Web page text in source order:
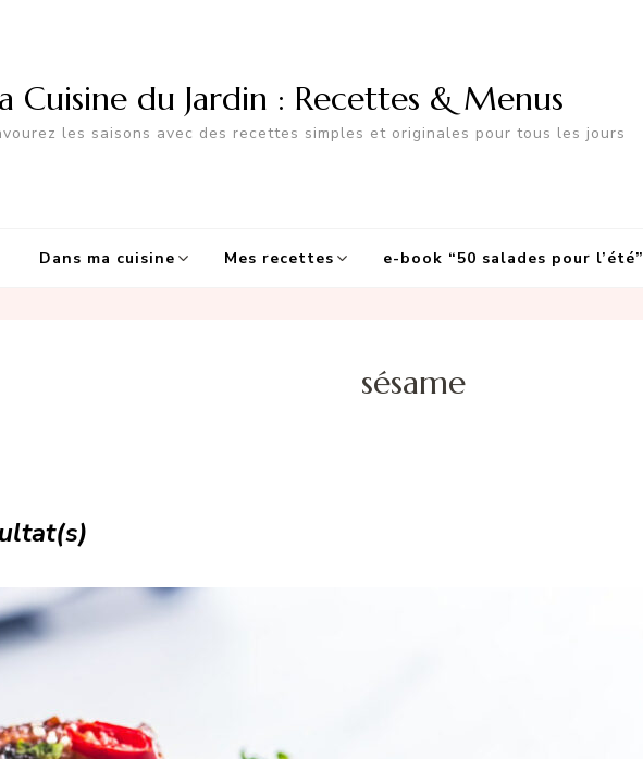
Cuisine du Jardin : Recettes & Menus
les saisons avec des recettes simples et originales pour tous les jours
Dans ma cuisine Mes recettes e-book “50 salades pour l’été”
sésame